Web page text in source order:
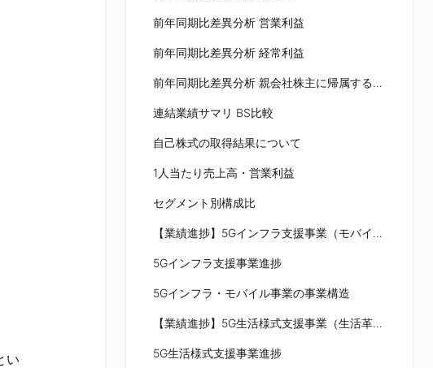
い
前年同期⽐差異分析 営業利益
前年同期⽐差異分析 経常利益
前年同期⽐差異分析 親会社株主に帰属する四半期純利益
連結業績サマリ BS⽐較
⾃⼰株式の取得結果について
1⼈当たり売上⾼・営業利益
セグメント別構成⽐
【業績進捗】5Gインフラ⽀援事業（モバイル⾰命領域）
5Gインフラ⽀援事業進捗
5Gインフラ・モバイル事業の事業構造
【業績進捗】5G⽣活様式⽀援事業（⽣活⾰命領域）
5G⽣活様式⽀援事業進捗